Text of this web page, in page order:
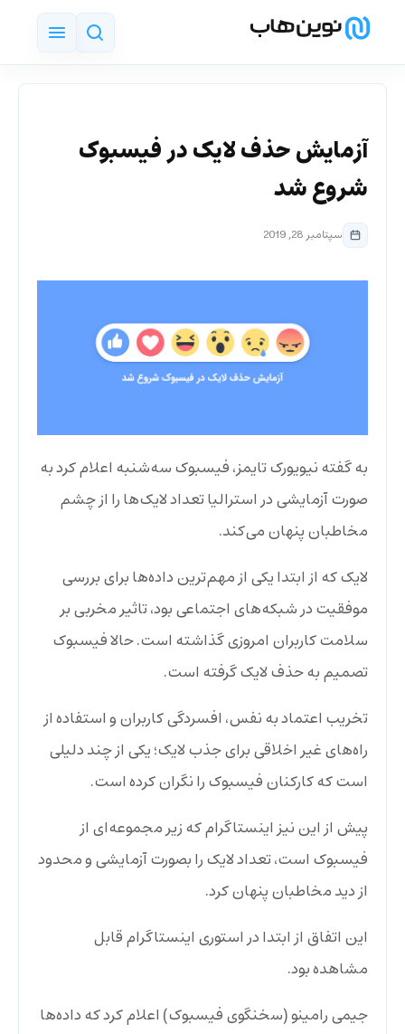
آزمایش حذف لایک در فیسبوک
شروع شد
سپتامبر 28, 2019
به گفته نیویورک تایمز، فیسبوک سه‌شنبه اعلام کرد به
صورت آزمایشی در استرالیا تعداد لایک‌ها را از چشم
مخاطبان پنهان می‌کند.
لایک که از ابتدا یکی از مهم‌ترین داده‌ها برای بررسی
موفقیت در شبکه‌های اجتماعی بود، تاثیر مخربی بر
سلامت کاربران امروزی گذاشته‌ است. حالا فیسبوک
تصمیم به حذف لایک گرفته است.
تخریب اعتماد به نفس، افسردگی کاربران و استفاده از
راه‌های غیر اخلاقی برای جذب لایک؛ یکی‌ از چند دلیلی
است که کارکنان فیسبوک را نگران کرده است.
پیش از این نیز اینستاگرام که زیر مجموعه‌ای از
فیسبوک است، تعداد لایک را بصورت آزمایشی و محدود
از دید مخاطبان پنهان کرد.
این اتفاق از ابتدا در استوری اینستاگرام قابل
مشاهده بود.
جیمی رامینو (سخنگوی فیسبوک) اعلام کرد که داده‌ها